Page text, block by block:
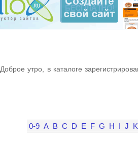
Доброе утро, в каталоге
0-9 A B C D E F G H I J K